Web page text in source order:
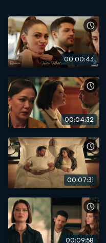
00:00:43
00:04:32
00:07:31
00:09:58